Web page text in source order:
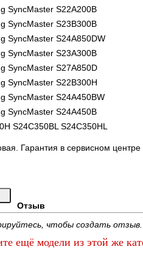
SyncMaster S22A200B
SyncMaster S23B300B
SyncMaster S24A850DW
SyncMaster S23A300B
SyncMaster S27A850D
SyncMaster S22B300H
SyncMaster S24A450BW
SyncMaster S24A450B
S24C350BL S24C350HL
Гарантия в сервисном
Отзыв
чтобы создать отзыв.
ещё модели из этой же